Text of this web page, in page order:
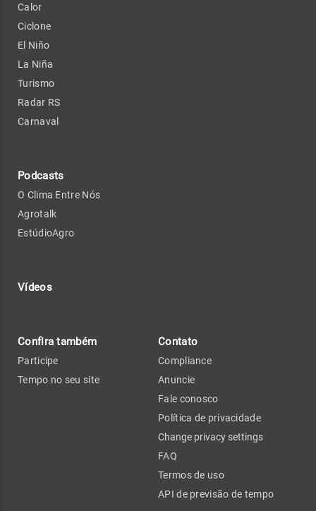
Calor
Ciclone
El Niño
La Niña
Turismo
Radar RS
Carnaval
Podcasts
O Clima Entre Nós
Agrotalk
EstúdioAgro
Vídeos
Confira também
Participe
Tempo no seu site
Contato
Compliance
Anuncie
Fale conosco
Política de privacidade
Change privacy settings
FAQ
Termos de uso
API de previsão de tempo